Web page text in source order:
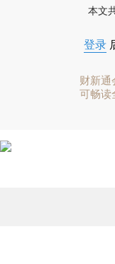
本文
登录
财新通
可畅读